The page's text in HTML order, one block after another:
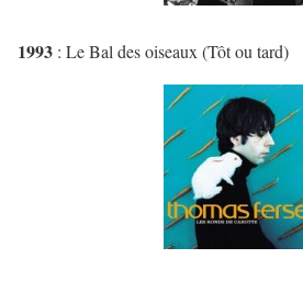
1993 : Le Bal des oiseaux (Tôt ou tard)